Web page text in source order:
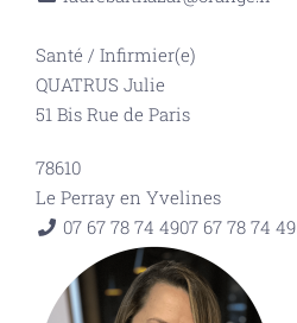
Santé / Infirmier(e)
QUATRUS Julie
51 Bis Rue de Paris
78610
Le Perray en Yvelines
07 67 78 74 4907 67 78 74 49